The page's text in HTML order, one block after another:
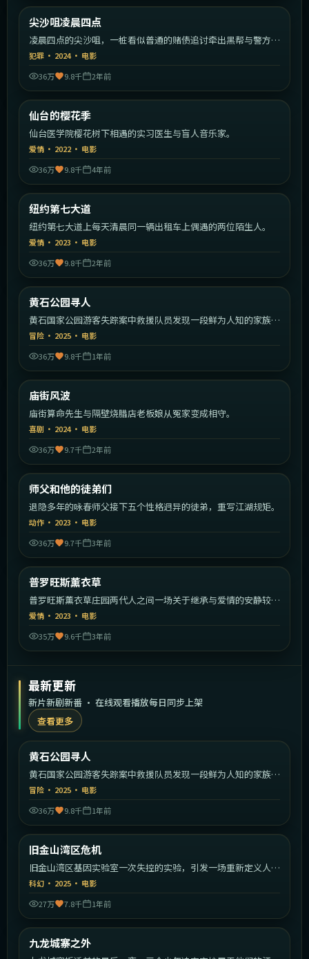
热门
尖沙咀凌晨四点
凌晨四点的尖沙咀，一桩看似普通的赌债追讨牵出黑帮与警方的
暗战。
犯罪 · 2024· 电影
36万
9.8千 2年前
热门
仙台的樱花季
仙台医学院樱花树下相遇的实习医生与盲人音乐家。
爱情 · 2022· 电影
36万
9.8千 4年前
热门
纽约第七大道
纽约第七大道上每天清晨同一辆出租车上偶遇的两位陌生人。
爱情 · 2023 · 电影
36万
9.8千 2年前
热门
黄石公园寻人
黄石国家公园游客失踪案中救援队员发现一段鲜为人知的家族秘
密。
冒险 · 2025 · 电影
36万
9.8千 1年前
热门
庙街风波
庙街算命先生与隔壁烧腊店老板娘从冤家变成相守。
喜剧 · 2024· 电影
36万
9.7千 2年前
热门
师父和他的徒弟们
退隐多年的咏春师父接下五个性格迥异的徒弟，重写江湖规矩。
动作 · 2023 · 电影
36万
9.7千 3年前
热门
普罗旺斯薰衣草
普罗旺斯薰衣草庄园两代人之间一场关于继承与爱情的安静较
量。
爱情 · 2023 · 电影
35万
9.6千 3年前
最新更新
新片新剧新番 · 在线观看播放每日同步上架
查看更多
最新
黄石公园寻人
黄石国家公园游客失踪案中救援队员发现一段鲜为人知的家族秘
密。
冒险 · 2025 · 电影
36万
9.8千 1年前
最新
旧金山湾区危机
旧金山湾区基因实验室一次失控的实验，引发一场重新定义人类
的危机。
科幻 · 2025 · 电影
27万
7.8千 1年前
最新
九龙城寨之外